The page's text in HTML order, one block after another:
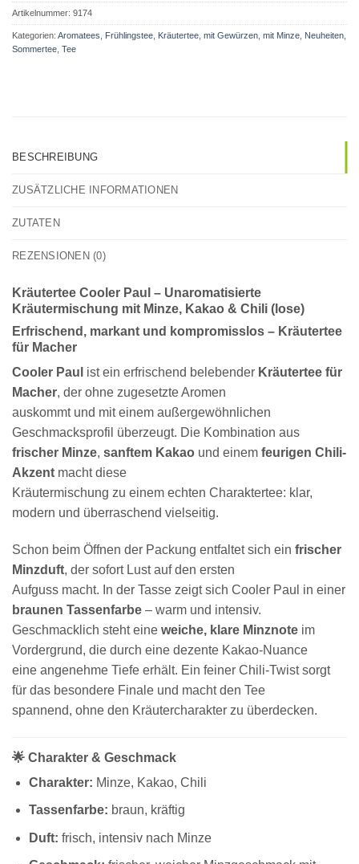
Artikelnummer: 9174
Kategorien: Aromatees Frühlingstee Kräutertee mit Gewürzen mit Minze Neuheiten
Sommertee Tee
BESCHREIBUNG
ZUSÄTZLICHE INFORMATIONEN
ZUTATEN
REZENSIONEN (0)
Kräutertee Cooler Paul – Unaromatisierte
Kräutermischung mit Minze, Kakao & Chili (lose)
Erfrischend, markant und kompromisslos – Kräutertee
für Macher
Cooler Paul ist ein erfrischend belebender Kräutertee für
Macher, der ohne zugesetzte Aromen
auskommt und mit einem außergewöhnlichen
Geschmacksprofil überzeugt. Die Kombination aus
frischer Minze, sanftem Kakao und einem feurigen Chili-
Akzent macht diese
Kräutermischung zu einem echten Charaktertee: klar,
modern und überraschend vielseitig.
Schon beim Öffnen der Packung entfaltet sich ein frischer
Minzduft, der sofort Lust auf den ersten
Aufguss macht. In der Tasse zeigt sich Cooler Paul in einer
braunen Tassenfarbe – warm und intensiv.
Geschmacklich steht eine weiche, klare Minznote im
Vordergrund, die durch eine dezente Kakao-Nuance
eine angenehme Tiefe erhält. Ein feiner Chili-Twist sorgt
für das besondere Finale und macht den Tee
spannend, ohne den Kräutercharakter zu überdecken.
🌟 Charakter & Geschmack
Charakter: Minze, Kakao, Chili
Tassenfarbe: braun, kräftig
Duft: frisch, intensiv nach Minze